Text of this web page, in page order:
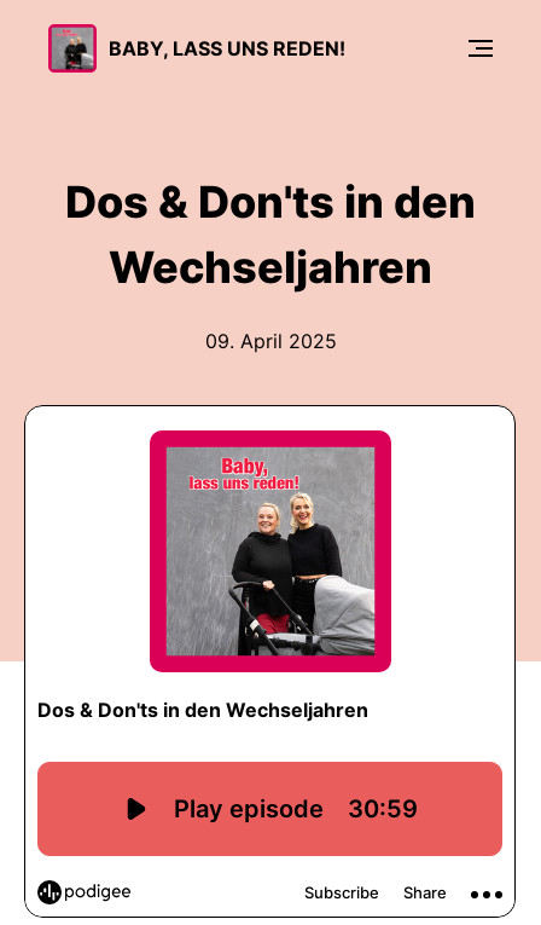
BABY, LASS UNS REDEN!
Dos & Don'ts in den
Wechseljahren
09. April 2025